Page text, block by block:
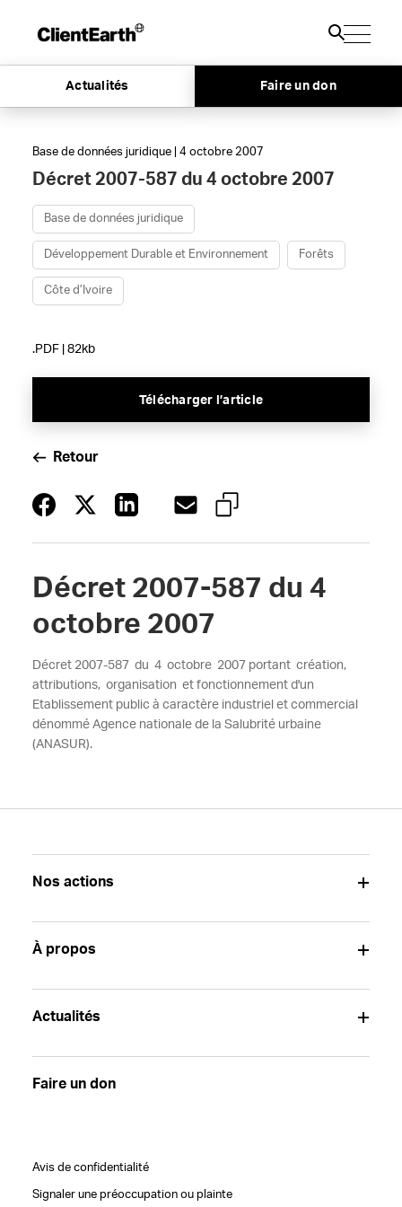
Actualités Faire un don
Base de données juridique | 4 octobre 2007
Décret 2007-587 du 4 octobre 2007
Base de données juridique
Développement Durable et Environnement Forêts
Côte d’Ivoire
.PDF | 82kb
Télécharger l’article
Retour
Décret 2007-587 du 4
octobre 2007
Décret 2007-587 du 4 octobre 2007 portant création,
attributions, organisation et fonctionnement d'un
Etablissement public à caractère industriel et commercial
dénommé Agence nationale de la Salubrité urbaine
(ANASUR).
Nos actions
À propos
Actualités
Faire un don
Avis de confidentialité
Signaler une préoccupation ou plainte